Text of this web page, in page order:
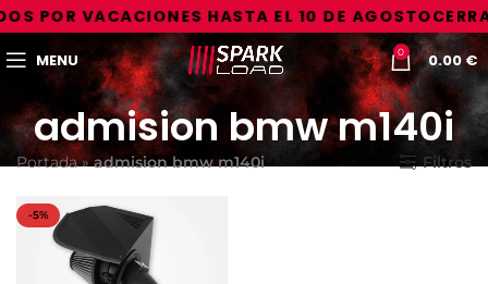
POR VACACIONES HASTA EL 10 DE AGOSTO
MENU 0 0.00€
admision bmw m140i
Portada»admision bmw m140i Filtros
-5%